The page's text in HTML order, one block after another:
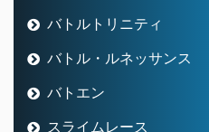
バトルトリニティ
バトル・ルネッサンス
バトエン
スライムレース